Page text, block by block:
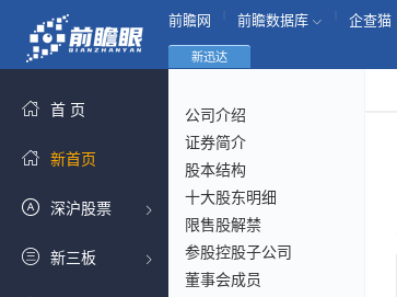
前瞻网 前瞻数据库 企查猫
首 页
新首页
深沪股票
新三板
新迅达
公司介绍
证券简介
股本结构
十大股东明细
限售股解禁
参股控股子公司
董事会成员